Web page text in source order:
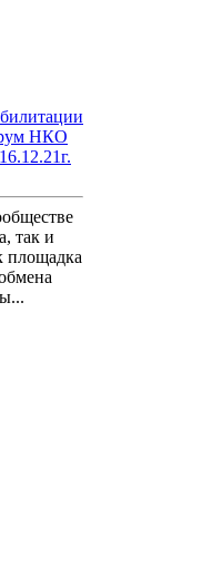
НКО
так и
площадка